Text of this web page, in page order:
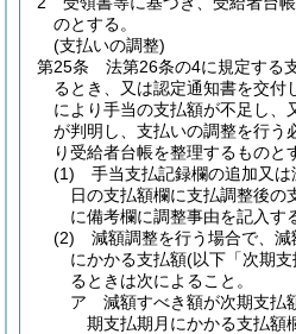
のとする。
(支払いの調整)
第25条
法第26条の4に規定する
るとき、又は認定通知書を交付
により手当の支払額が不足し、
が判明し、支払いの調整を行う
り受給者台帳を整理するものと
(1)
手当支払記録欄の追加又
日の支払額欄に支払調整後の
に備考欄に調整事由を記入す
(2)
減額調整を行う場合で、
にかかる支払額(以下「次期
るときは次によること。
ア
減額すべき額が次期支払
期支払期月にかかる支払額